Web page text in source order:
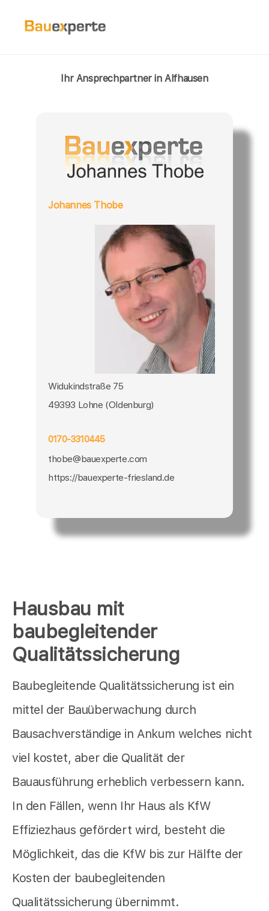
Hausbau mit
baubegleitender
Qualitätssicherung
Baubegleitende Qualitätssicherung ist ein
mittel der Bauüberwachung durch
Bausachverständige in Ankum welches nicht
viel kostet, aber die Qualität der
Bauausführung erheblich verbessern kann.
In den Fällen, wenn Ihr Haus als KfW
Effiziezhaus gefördert wird, besteht die
Möglichkeit, das die KfW bis zur Hälfte der
Kosten der baubegleitenden
Qualitätssicherung übernimmt.
Ihr Ansprechpartner in Alfhausen
Johannes Thobe
Widukindstraße 75
49393 Lohne (Oldenburg)
0170-3310445
thobe@bauexperte.com
https://bauexperte-friesland.de